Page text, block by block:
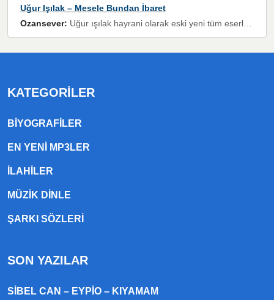
Uğur Işılak – Mesele Bundan İbaret
Ozansever: Uğur ışılak hayrani olarak eski yeni tüm eserlerini keyifle huzurla dinleyenlerden birisiyim, emeğine saygı duyan gönül veren bunu en güzel şekilde sevenlerine ulaştıran siz değerli sayfa yöneticilerine de teşekkür ederim
KATEGORILER
BIYOGRAFILER
EN YENI MP3LER
ILAHILER
MÜZIK DINLE
ŞARKI SÖZLERI
SON YAZILAR
SIBEL CAN – EYPIO – KIYAMAM